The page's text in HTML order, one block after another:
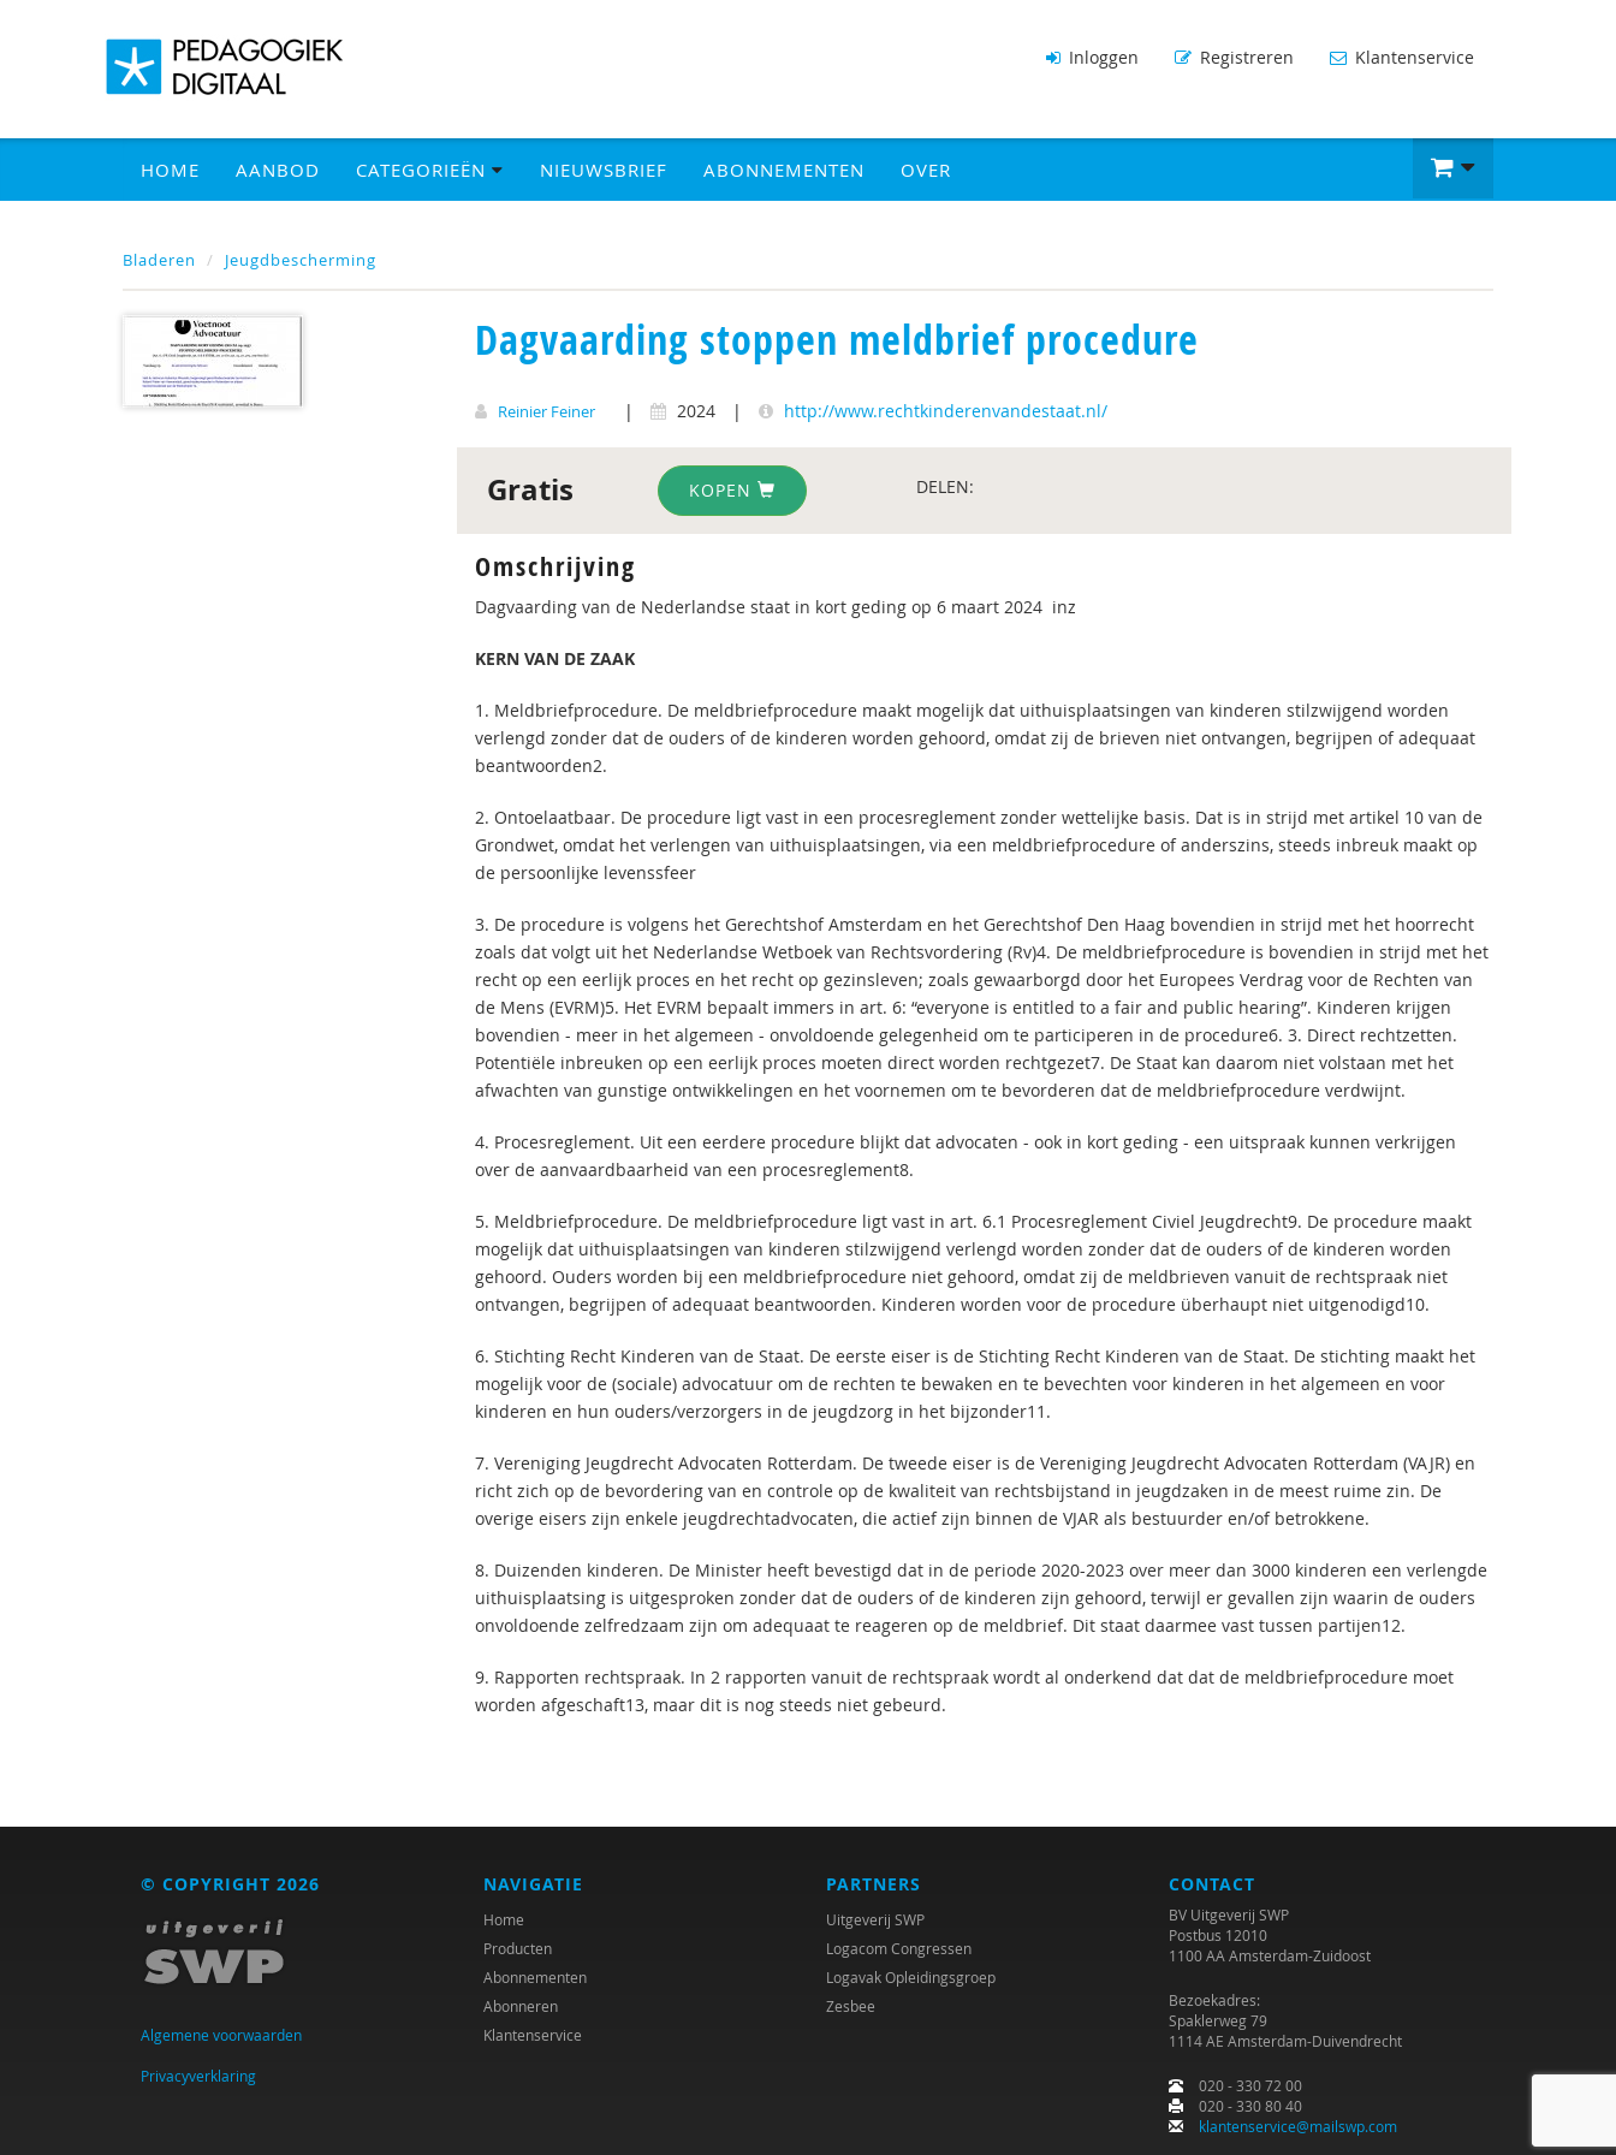
Inloggen Registreren Klantenservice
HOME AANBOD CATEGORIEËN NIEUWSBRIEF ABONNEMENTEN OVER
Bladeren Jeugdbescherming
Dagvaarding stoppen meldbrief procedure
Reinier Feiner | 2024 | http://www.rechtkinderenvandestaat.nl/
Gratis KOPEN DELEN:
Omschrijving
Dagvaarding van de Nederlandse staat in kort geding op 6 maart 2024 inz
KERN VAN DE ZAAK
1. Meldbriefprocedure. De meldbriefprocedure maakt mogelijk dat uithuisplaatsingen van kinderen stilzwijgend worden
verlengd zonder dat de ouders of de kinderen worden gehoord, omdat zij de brieven niet ontvangen, begrijpen of adequaat
beantwoorden2.
2. Ontoelaatbaar. De procedure ligt vast in een procesreglement zonder wettelijke basis. Dat is in strijd met artikel 10 van de
Grondwet, omdat het verlengen van uithuisplaatsingen, via een meldbriefprocedure of anderszins, steeds inbreuk maakt op
de persoonlijke levenssfeer
3. De procedure is volgens het Gerechtshof Amsterdam en het Gerechtshof Den Haag bovendien in strijd met het hoorrecht
zoals dat volgt uit het Nederlandse Wetboek van Rechtsvordering (Rv)4. De meldbriefprocedure is bovendien in strijd met het
recht op een eerlijk proces en het recht op gezinsleven; zoals gewaarborgd door het Europees Verdrag voor de Rechten van
de Mens (EVRM)5. Het EVRM bepaalt immers in art. 6: “everyone is entitled to a fair and public hearing”. Kinderen krijgen
bovendien - meer in het algemeen - onvoldoende gelegenheid om te participeren in de procedure6. 3. Direct rechtzetten.
Potentiële inbreuken op een eerlijk proces moeten direct worden rechtgezet7. De Staat kan daarom niet volstaan met het
afwachten van gunstige ontwikkelingen en het voornemen om te bevorderen dat de meldbriefprocedure verdwijnt.
4. Procesreglement. Uit een eerdere procedure blijkt dat advocaten - ook in kort geding - een uitspraak kunnen verkrijgen
over de aanvaardbaarheid van een procesreglement8.
5. Meldbriefprocedure. De meldbriefprocedure ligt vast in art. 6.1 Procesreglement Civiel Jeugdrecht9. De procedure maakt
mogelijk dat uithuisplaatsingen van kinderen stilzwijgend verlengd worden zonder dat de ouders of de kinderen worden
gehoord. Ouders worden bij een meldbriefprocedure niet gehoord, omdat zij de meldbrieven vanuit de rechtspraak niet
ontvangen, begrijpen of adequaat beantwoorden. Kinderen worden voor de procedure überhaupt niet uitgenodigd10.
6. Stichting Recht Kinderen van de Staat. De eerste eiser is de Stichting Recht Kinderen van de Staat. De stichting maakt het
mogelijk voor de (sociale) advocatuur om de rechten te bewaken en te bevechten voor kinderen in het algemeen en voor
kinderen en hun ouders/verzorgers in de jeugdzorg in het bijzonder11.
7. Vereniging Jeugdrecht Advocaten Rotterdam. De tweede eiser is de Vereniging Jeugdrecht Advocaten Rotterdam (VAJR) en
richt zich op de bevordering van en controle op de kwaliteit van rechtsbijstand in jeugdzaken in de meest ruime zin. De
overige eisers zijn enkele jeugdrechtadvocaten, die actief zijn binnen de VJAR als bestuurder en/of betrokkene.
8. Duizenden kinderen. De Minister heeft bevestigd dat in de periode 2020-2023 over meer dan 3000 kinderen een verlengde
uithuisplaatsing is uitgesproken zonder dat de ouders of de kinderen zijn gehoord, terwijl er gevallen zijn waarin de ouders
onvoldoende zelfredzaam zijn om adequaat te reageren op de meldbrief. Dit staat daarmee vast tussen partijen12.
9. Rapporten rechtspraak. In 2 rapporten vanuit de rechtspraak wordt al onderkend dat dat de meldbriefprocedure moet
worden afgeschaft13, maar dit is nog steeds niet gebeurd.
© COPYRIGHT 2026
Algemene voorwaarden
Privacyverklaring
NAVIGATIE
Home
Producten
Abonnementen
Abonneren
Klantenservice
PARTNERS
Uitgeverij SWP
Logacom Congressen
Logavak Opleidingsgroep
Zesbee
CONTACT
BV Uitgeverij SWP
Postbus 12010
1100 AA Amsterdam-Zuidoost
Bezoekadres:
Spaklerweg 79
1114 AE Amsterdam-Duivendrecht
020 - 330 72 00
020 - 330 80 40
klantenservice@mailswp.com